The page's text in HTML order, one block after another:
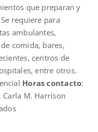
que preparan y
requiere para
ambulantes,
comida, bares,
centros de
entre otros.
Horas contacto:
Carla M. Harrison